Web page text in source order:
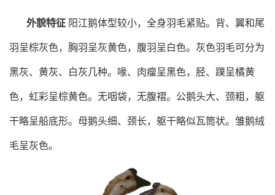
外貌特征 阳江鹅体型较小，全身羽毛紧贴。背、翼和尾
羽呈棕灰色，胸羽呈灰黄色，腹羽呈白色。灰色羽毛可分为
黑灰、黄灰、白灰几种。喙、肉瘤呈黑色，胫、蹼呈橘黄
色，虹彩呈棕黄色。无咽袋，无腹褶。公鹅头大、颈粗，躯
干略呈船底形。母鹅头细、颈长，躯干略似瓦筒状。雏鹅绒
毛呈灰色。